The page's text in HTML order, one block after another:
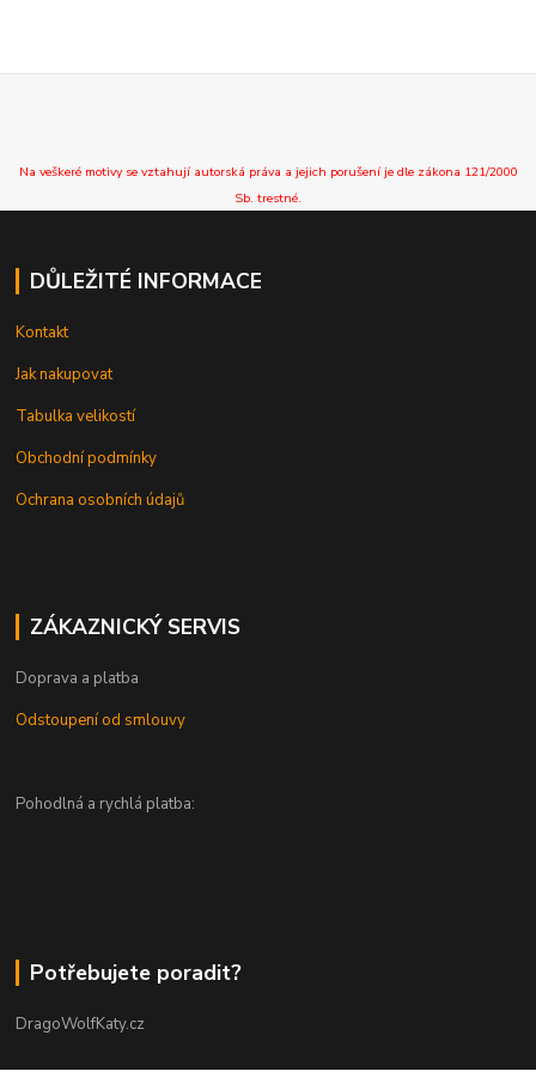
Na veškeré motivy se vztahují autorská práva a jejich porušení je dle zákona 121/2000
Sb. trestné.
DŮLEŽITÉ INFORMACE
Kontakt
Jak nakupovat
Tabulka velikostí
Obchodní podmínky
Ochrana osobních údajů
ZÁKAZNICKÝ SERVIS
Doprava a platba
Odstoupení od smlouvy
Pohodlná a rychlá platba:
Potřebujete poradit?
DragoWolfKaty.cz